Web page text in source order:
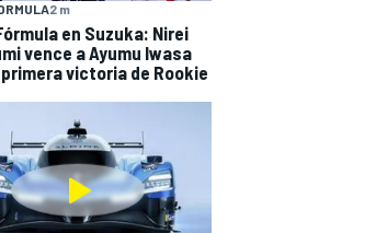
2 m
en Suzuka: Nirei
vence a Ayumu Iwasa
victoria de Rookie